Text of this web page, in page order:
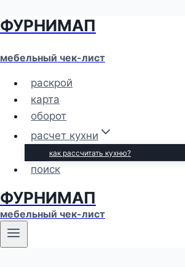
Перейти
содержимому
ФУРНИМАП
мебельный чек-лист
раскрой
карта
оборот
расчет кухни
как рассчитать кухню?
поиск
ФУРНИМАП
мебельный чек-лист